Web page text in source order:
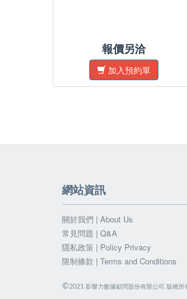
報價另洽
加入預約單
網站資訊
關於我們 | About Us
常見問題 | Q&A
隱私政策 | Policy Privacy
限制條款 | Terms and Conditions
©2021 影響力數據顧問股份有限公司.版權所